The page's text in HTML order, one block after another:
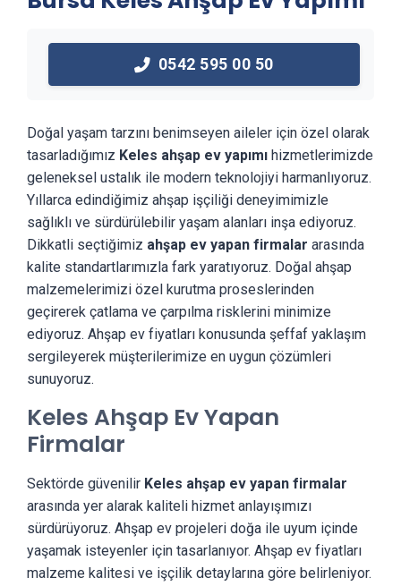
0542 595 00 50
Doğal yaşam tarzını benimseyen aileler için özel olarak
tasarladığımız Keles ahşap ev yapımı hizmetlerimizde
geleneksel ustalık ile modern teknolojiyi harmanlıyoruz.
Yıllarca edindiğimiz ahşap işçiliği deneyimimizle
sağlıklı ve sürdürülebilir yaşam alanları inşa ediyoruz.
Dikkatli seçtiğimiz ahşap ev yapan firmalar arasında
kalite standartlarımızla fark yaratıyoruz. Doğal ahşap
malzemelerimizi özel kurutma proseslerinden
geçirerek çatlama ve çarpılma risklerini minimize
ediyoruz. Ahşap ev fiyatları konusunda şeffaf yaklaşım
sergileyerek müşterilerimize en uygun çözümleri
sunuyoruz.
Keles Ahşap Ev Yapan
Firmalar
Sektörde güvenilir Keles ahşap ev yapan firmalar
arasında yer alarak kaliteli hizmet anlayışımızı
sürdürüyoruz. Ahşap ev projeleri doğa ile uyum içinde
yaşamak isteyenler için tasarlanıyor. Ahşap ev fiyatları
malzeme kalitesi ve işçilik detaylarına göre belirleniyor.